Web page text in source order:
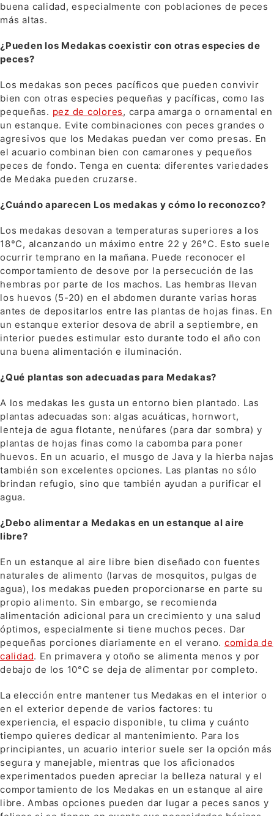
buena calidad, especialmente con poblaciones de peces
más altas.
¿Pueden los Medakas coexistir con otras especies de
peces?
Los medakas son peces pacíficos que pueden convivir
bien con otras especies pequeñas y pacíficas, como las
pequeñas. pez de colores, carpa amarga o ornamental en
un estanque. Evite combinaciones con peces grandes o
agresivos que los Medakas puedan ver como presas. En
el acuario combinan bien con camarones y pequeños
peces de fondo. Tenga en cuenta: diferentes variedades
de Medaka pueden cruzarse.
¿Cuándo aparecen Los medakas y cómo lo reconozco?
Los medakas desovan a temperaturas superiores a los
18°C, alcanzando un máximo entre 22 y 26°C. Esto suele
ocurrir temprano en la mañana. Puede reconocer el
comportamiento de desove por la persecución de las
hembras por parte de los machos. Las hembras llevan
los huevos (5-20) en el abdomen durante varias horas
antes de depositarlos entre las plantas de hojas finas. En
un estanque exterior desova de abril a septiembre, en
interior puedes estimular esto durante todo el año con
una buena alimentación e iluminación.
¿Qué plantas son adecuadas para Medakas?
A los medakas les gusta un entorno bien plantado. Las
plantas adecuadas son: algas acuáticas, hornwort,
lenteja de agua flotante, nenúfares (para dar sombra) y
plantas de hojas finas como la cabomba para poner
huevos. En un acuario, el musgo de Java y la hierba najas
también son excelentes opciones. Las plantas no sólo
brindan refugio, sino que también ayudan a purificar el
agua.
¿Debo alimentar a Medakas en un estanque al aire
libre?
En un estanque al aire libre bien diseñado con fuentes
naturales de alimento (larvas de mosquitos, pulgas de
agua), los medakas pueden proporcionarse en parte su
propio alimento. Sin embargo, se recomienda
alimentación adicional para un crecimiento y una salud
óptimos, especialmente si tiene muchos peces. Dar
pequeñas porciones diariamente en el verano. comida de
calidad. En primavera y otoño se alimenta menos y por
debajo de los 10°C se deja de alimentar por completo.
La elección entre mantener tus Medakas en el interior o
en el exterior depende de varios factores: tu
experiencia, el espacio disponible, tu clima y cuánto
tiempo quieres dedicar al mantenimiento. Para los
principiantes, un acuario interior suele ser la opción más
segura y manejable, mientras que los aficionados
experimentados pueden apreciar la belleza natural y el
comportamiento de los Medakas en un estanque al aire
libre. Ambas opciones pueden dar lugar a peces sanos y